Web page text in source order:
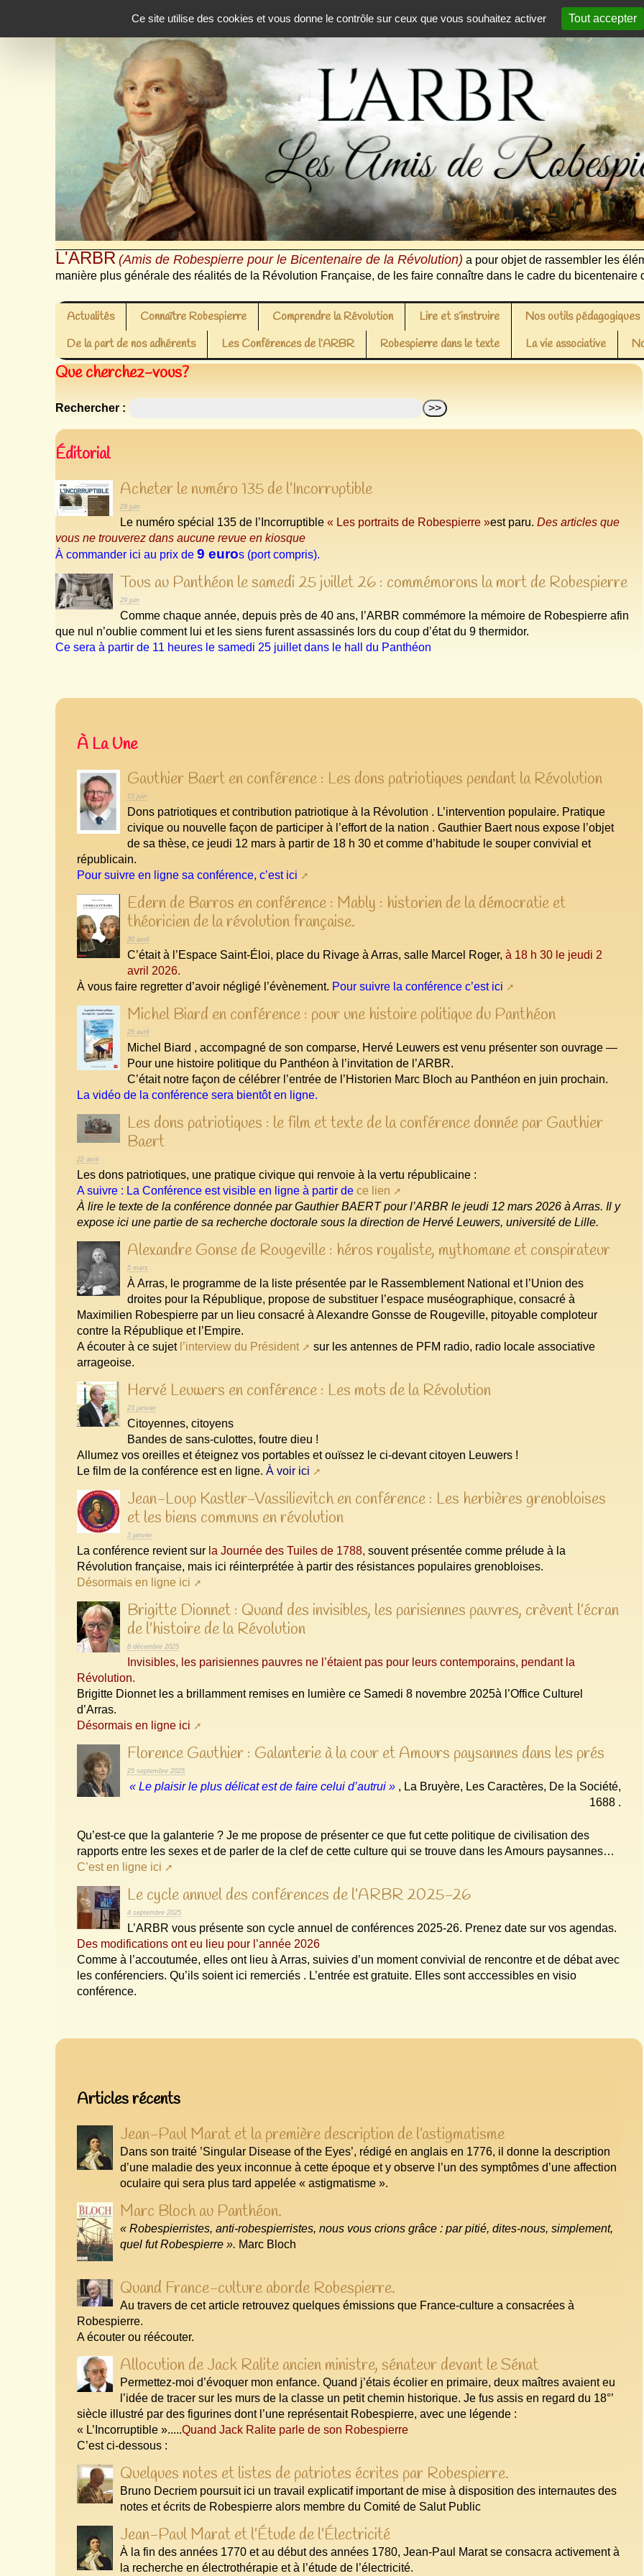
Ce site utilise des cookies et vous donne le contrôle sur ceux que vous souhaitez activer
Tout accepter
L'ARBR (Amis de Robespierre pour le Bicentenaire de la Révolution) a pour objet de rassembler les
manière plus générale des réalités de la Révolution Française, de les faire connaître dans le cadre du bicentenaire
Actualités Connaître Robespierre Comprendre la Révolution Lire et s’instruire Nos outils pédagogiques
De la part de nos adhérents
Les Conférences de l’ARBR Robespierre dans le texte La vie associative
Que cherchez-vous?
Rechercher :
Éditorial
Acheter le numéro 135 de l’Incorruptible
29 juin
Le numéro spécial 135 de l’Incorruptible« Les portraits de Robespierre »est paru.Des articles que
vous ne trouverez dans aucune revue en kiosque
À commander ici au prix de9 euros (port compris).
Tous au Panthéon le samedi 25 juillet 26 : commémorons la mort de Robespierre
29 juin
Comme chaque année, depuis près de 40 ans, l’ARBR commémore la mémoire de Robespierre afin
que nul n’oublie comment lui et les siens furent assassinés lors du coup d’état du 9 thermidor.
Ce sera à partir de 11 heures le samedi 25 juillet dans le hall du Panthéon
À La Une
Gauthier Baert en conférence : Les dons patriotiques pendant la Révolution
15 juin
Dons patriotiques et contribution patriotique à la Révolution . L’intervention populaire. Pratique
civique ou nouvelle façon de participer à l’effort de la nation . Gauthier Baert nous expose l’objet
de sa thèse, ce jeudi 12 mars à partir de 18 h 30 et comme d’habitude le souper convivial et
républicain.
Pour suivre en ligne sa conférence, c’est ici
Edern de Barros en conférence : Mably : historien de la démocratie et
théoricien de la révolution française.
30 avril
C’était à l’Espace Saint-Éloi, place du Rivage à Arras, salle Marcel Roger,à 18 h 30 le jeudi 2
avril 2026.
À vous faire regretter d’avoir négligé l’évènement. Pour suivre la conférence c’est ici
Michel Biard en conférence : pour une histoire politique du Panthéon
25 avril
Michel Biard , accompagné de son comparse, Hervé Leuwers est venu présenter son ouvrage —
Pour une histoire politique du Panthéon à l’invitation de l’ARBR.
C’était notre façon de célébrer l’entrée de l’Historien Marc Bloch au Panthéon en juin prochain.
La vidéo de la conférence sera bientôt en ligne.
Les dons patriotiques : le film et texte de la conférence donnée par Gauthier
Baert
22 avril
Les dons patriotiques, une pratique civique qui renvoie à la vertu républicaine :
A suivre : La Conférence est visible en ligne à partir de ce lien
À lire le texte de la conférence donnée par Gauthier BAERT pour l’ARBR le jeudi 12 mars 2026 à Arras. Il y
expose ici une partie de sa recherche doctorale sous la direction de Hervé Leuwers, université de Lille.
Alexandre Gonse de Rougeville : héros royaliste, mythomane et conspirateur
5 mars
À Arras, le programme de la liste présentée par le Rassemblement National et l’Union des
droites pour la République, propose de substituer l’espace muséographique, consacré à
Maximilien Robespierre par un lieu consacré à Alexandre Gonsse de Rougeville, pitoyable comploteur
contre la République et l’Empire.
A écouter à ce sujet l’interview du Président
sur les antennes de PFM radio, radio locale associative
arrageoise.
Hervé Leuwers en conférence : Les mots de la Révolution
23 janvier
Citoyennes, citoyens
Bandes de sans-culottes, foutre dieu !
Allumez vos oreilles et éteignez vos portables et ouïssez le ci-devant citoyen Leuwers !
Le film de la conférence est en ligne.À voir ici
Jean-Loup Kastler-Vassilievitch en conférence : Les herbières grenobloises
et les biens communs en révolution
3 janvier
La conférence revient sur la Journée des Tuiles de 1788, souvent présentée comme prélude à la
Révolution française, mais ici réinterprétée à partir des résistances populaires grenobloises.
Désormais en ligne ici
Brigitte Dionnet : Quand des invisibles, les parisiennes pauvres, crèvent l’écran
de l’histoire de la Révolution
8 décembre 2025
Invisibles, les parisiennes pauvres ne l’étaient pas pour leurs contemporains, pendant la
Révolution.
Brigitte Dionnet les a brillamment remises en lumière ce Samedi 8 novembre 2025à l’Office Culturel
d’Arras.
Désormais en ligne ici
Florence Gauthier : Galanterie à la cour et Amours paysannes dans les prés
25 septembre 2025
« Le plaisir le plus délicat est de faire celui d’autrui » , La Bruyère, Les Caractères, De la Société,
1688 .
Qu’est-ce que la galanterie ? Je me propose de présenter ce que fut cette politique de civilisation des
rapports entre les sexes et de parler de la clef de cette culture qui se trouve dans les Amours paysannes…
C’est en ligne ici
Le cycle annuel des conférences de l’ARBR 2025-26
4 septembre 2025
L’ARBR vous présente son cycle annuel de conférences 2025-26. Prenez date sur vos agendas.
Des modifications ont eu lieu pour l’année 2026
Comme à l’accoutumée, elles ont lieu à Arras, suivies d’un moment convivial de rencontre et de débat avec
les conférenciers. Qu’ils soient ici remerciés . L’entrée est gratuite. Elles sont acccessibles en visio
conférence.
Articles les plus récents
Articles récents
Jean-Paul Marat et la première description de l’astigmatisme
Dans son traité ’Singular Disease of the Eyes’, rédigé en anglais en 1776, il donne la description
d’une maladie des yeux inconnue à cette époque et y observe l’un des symptômes d’une affection
oculaire qui sera plus tard appelée « astigmatisme ».
Marc Bloch au Panthéon.
« Robespierristes, anti-robespierristes, nous vous crions grâce : par pitié, dites‑nous, simplement,
quel fut Robespierre ». Marc Bloch
Quand France-culture aborde Robespierre.
Au travers de cet article retrouvez quelques émissions que France-culture a consacrées à
Robespierre.
A écouter ou réécouter.
Allocution de Jack Ralite ancien ministre, sénateur devant le Sénat
Permettez-moi d’évoquer mon enfance. Quand j’étais écolier en primaire, deux maîtres avaient eu
l’idée de tracer sur les murs de la classe un petit chemin historique. Je fus assis en regard du 18°’
siècle illustré par des figurines dont l’une représentait Robespierre, avec une légende :
« L’Incorruptible ».....Quand Jack Ralite parle de son Robespierre
C’est ci-dessous :
Quelques notes et listes de patriotes écrites par Robespierre.
Bruno Decriem poursuit ici un travail explicatif important de mise à disposition des internautes des
notes et écrits de Robespierre alors membre du Comité de Salut Public
Jean-Paul Marat et l’Étude de l’Électricité
À la fin des années 1770 et au début des années 1780, Jean-Paul Marat se consacra activement à
la recherche en électrothérapie et à l’étude de l’électricité.